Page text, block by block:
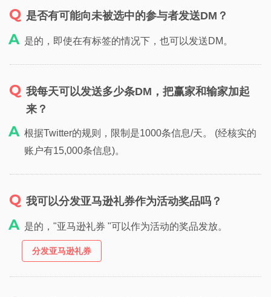
是否有可能向未被选中的参与者发送DM？
是的，即使在有标签的情况下，也可以发送DM。
我每天可以发送多少条DM，把赢家和输家加起
来？
根据Twitter的规则，限制是1000条信息/天。 (经核实的
账户有15,000条信息)。
我可以分发亚马逊礼券作为活动奖品吗？
是的，"亚马逊礼券 "可以作为活动的奖品发放。
分发亚马逊礼券